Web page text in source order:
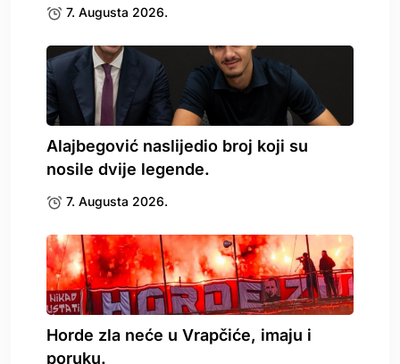
7. Augusta 2026.
Alajbegović naslijedio broj koji su
nosile dvije legende.
7. Augusta 2026.
Horde zla neće u Vrapčiće, imaju i
poruku.